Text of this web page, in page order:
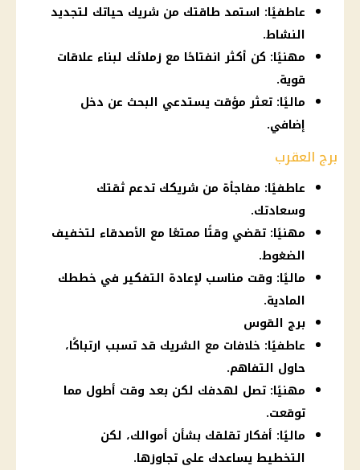
عاطفيًا: استمد طاقتك من شريك حياتك لتجديد
النشاط.
مهنيًا: كن أكثر انفتاحًا مع زملائك لبناء علاقات
قوية.
ماليًا: تعثر مؤقت يستدعي البحث عن دخل
إضافي.
برج العقرب
عاطفيًا: مفاجأة من شريكك تدعم ثقتك
وسعادتك.
مهنيًا: تقضي وقتًا ممتعًا مع الأصدقاء لتخفيف
الضغوط.
ماليًا: وقت مناسب لإعادة التفكير في خططك
المادية.
برج القوس
عاطفيًا: خلافات مع الشريك قد تسبب ارتباكًا،
حاول التفاهم.
مهنيًا: تصل لهدفك لكن بعد وقت أطول مما
توقعت.
ماليًا: أفكار تقلقك بشأن أموالك، لكن
التخطيط يساعدك على تجاوزها.